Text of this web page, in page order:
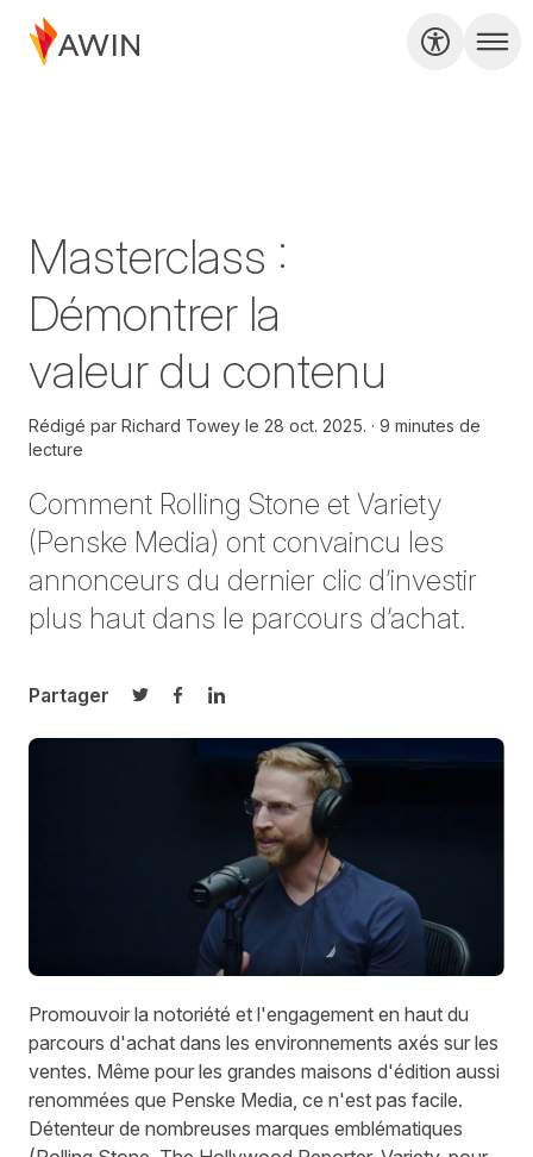
Masterclass :
Démontrer la
valeur du contenu
Rédigé par Richard Towey le 28 oct. 2025.
9 minutes de
lecture
Comment Rolling Stone et Variety
(Penske Media) ont convaincu les
annonceurs du dernier clic d’investir
plus haut dans le parcours d’achat.
Partager
Partager sur Twitter
Partager sur Facebook
Partager sur LinkedIn
Promouvoir la notoriété et l'engagement en haut du
parcours d'achat dans les environnements axés sur les
ventes. Même pour les grandes maisons d'édition aussi
renommées que Penske Media, ce n'est pas facile.
Détenteur de nombreuses marques emblématiques